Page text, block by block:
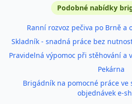
Podobné inzerátyPodobné nabídky
Ranní rozvoz pečiva po Brně a
Skladník - snadná práce bez
Pravidelná výpomoc při stěhování a
Pekárna
Brigádník na pomocné práce
objednávek e-